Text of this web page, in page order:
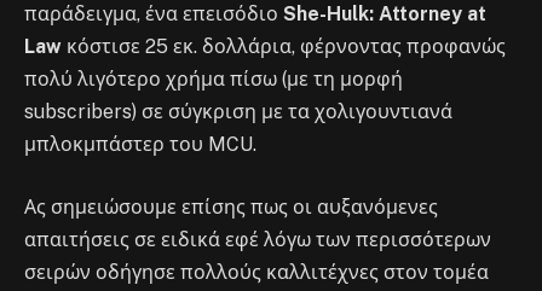
παράδειγμα, ένα επεισόδιο She-Hulk: Attorney at
Law κόστισε 25 εκ. δολλάρια, φέρνοντας προφανώς
πολύ λιγότερο χρήμα πίσω (με τη μορφή
subscribers) σε σύγκριση με τα χολιγουντιανά
μπλοκμπάστερ του MCU.
Ας σημειώσουμε επίσης πως οι αυξανόμενες
απαιτήσεις σε ειδικά εφέ λόγω των περισσότερων
σειρών οδήγησε πολλούς καλλιτέχνες στον τομέα